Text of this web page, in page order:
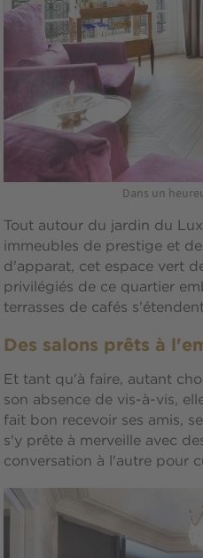
Dans un
Tout autour du jardin du
immeubles de prestige et
d'apparat, cet espace vert
privilégiés de ce quartier
terrasses de cafés
Des salons prêts à
Et tant qu'à faire, autant
son absence de vis-à-vis,
fait bon recevoir ses amis,
s'y prête à merveille avec
conversation à l'autre pour